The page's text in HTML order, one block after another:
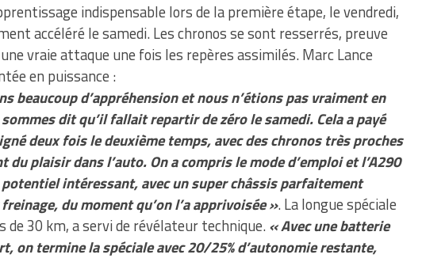
indispensable lors de la première étape, le vendredi,
accéléré le samedi. Les chronos se sont resserrés, preuve
vraie attaque une fois les repères assimilés. Marc Lance
en puissance :
beaucoup d’appréhension et nous n’étions pas vraiment en
dit qu’il fallait repartir de zéro le samedi. Cela a payé
deux fois le deuxième temps, avec des chronos très proches
du plaisir dans l’auto. On a compris le mode d’emploi et l’A290
intéressant, avec un super châssis parfaitement
du moment qu’on l’a apprivoisée ». La longue spéciale
de 30 km, a servi de révélateur technique.« Avec une batterie
on termine la spéciale avec 20/25% d’autonomie restante,